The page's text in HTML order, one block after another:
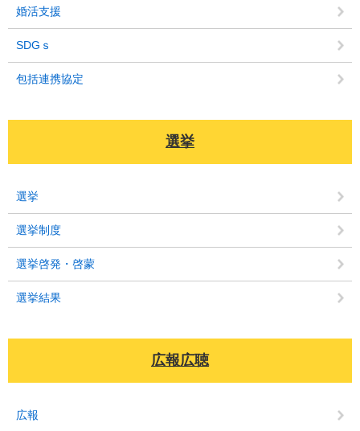
婚活支援
SDGｓ
包括連携協定
選挙
選挙
選挙制度
選挙啓発・啓蒙
選挙結果
広報広聴
広報